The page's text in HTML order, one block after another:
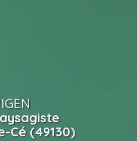
Cé (49130)